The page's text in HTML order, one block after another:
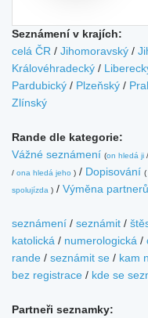
Seznámení v krajích:
celá ČR / Jihomoravský /
Královéhradecký /
Pardubický / Plzeňský /
Zlínský
Rande dle kategorie:
Vážné seznámení (on hledá ji /
/ ona hledá jeho ) / Dopisování (
spolujízda ) / Výměna partnerů
seznámení / seznámit /
katolická / numerologická /
rande / seznámit se / kam
bez registrace / kde se
Partneři seznamky: